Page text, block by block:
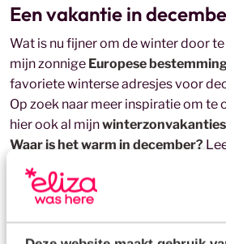
Een vakantie in
Wat is nu fijner om de winter door
mijn zonnige Europese
favoriete winterse adresjes voor
Op zoek naar meer inspiratie om te
hier ook al mijnwinterzonvakanties
Waar is het warm in december?
Boek jij een